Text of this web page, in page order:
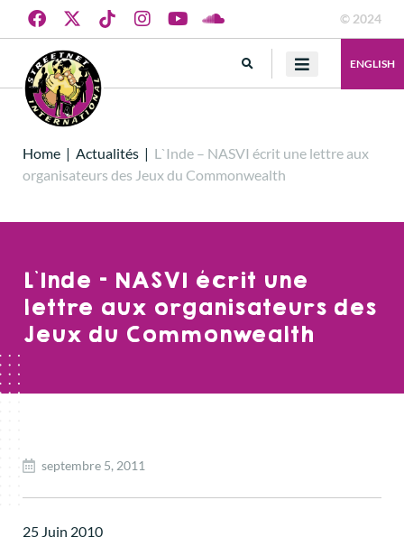
© 2024
ENGLISH
Home | Actualités | L`Inde – NASVI écrit une lettre aux
organisateurs des Jeux du Commonwealth
L`Inde – NASVI écrit une
lettre aux organisateurs des
Jeux du Commonwealth
septembre 5, 2011
25 Juin 2010